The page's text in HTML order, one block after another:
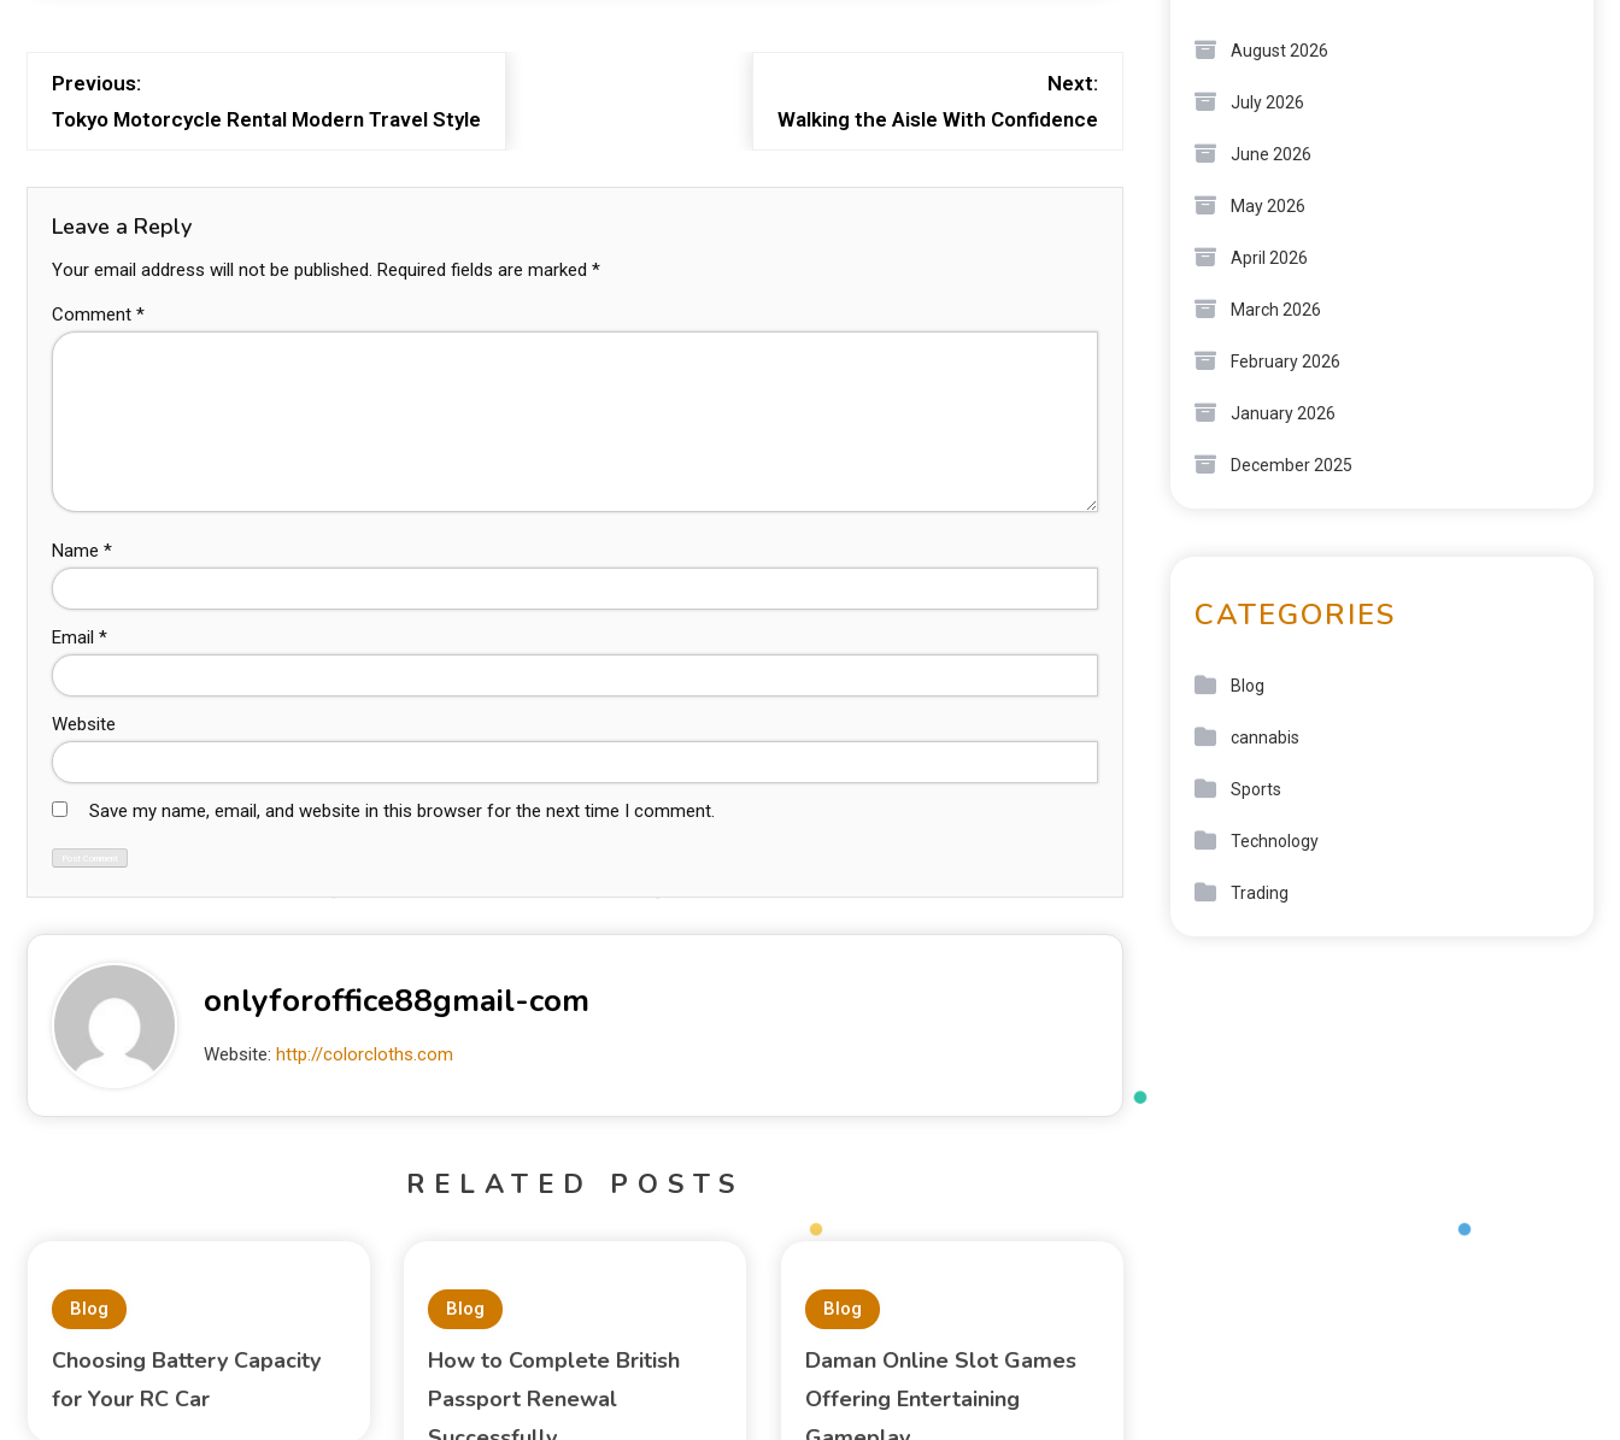
Previous:
Tokyo Motorcycle Rental Modern Travel Style
Next:
Walking the Aisle With Confidence
Leave a Reply
Your email address will not be published. Required fields are marked *
Comment *
Name *
Email *
Website
Save my name, email, and website in this browser for the next time I comment.
onlyforoffice88gmail-com
Website: http://colorcloths.com
RELATED POSTS
Blog
Choosing Battery Capacity
for Your RC Car
Blog
How to Complete British
Passport Renewal
Blog
Daman Online Slot Games
Offering Entertaining
August 2026
July 2026
June 2026
May 2026
April 2026
March 2026
February 2026
January 2026
December 2025
CATEGORIES
Blog
cannabis
Sports
Technology
Trading